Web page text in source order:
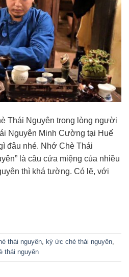
Thái Nguyên trong lòng người
Nguyên Minh Cường tại Huế
đâu nhé. Nhớ Chè Thái
là câu cửa miệng của nhiều
thì khá tường. Có lẽ, với
thái nguyên ký ức chè thái nguyên
thái nguyên